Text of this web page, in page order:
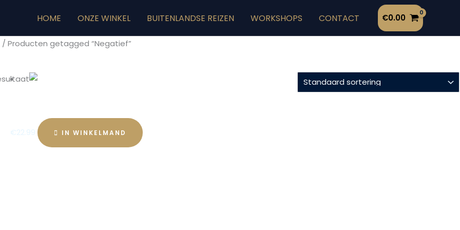
HOME ONZE WINKEL BUITENLANDSE REIZEN WORKSHOPS CONTACT €0.00
/ Producten getagged “Negatief”
Maria Magdalena Essence – The Shield
€ 22.99 IN WINKELMAND